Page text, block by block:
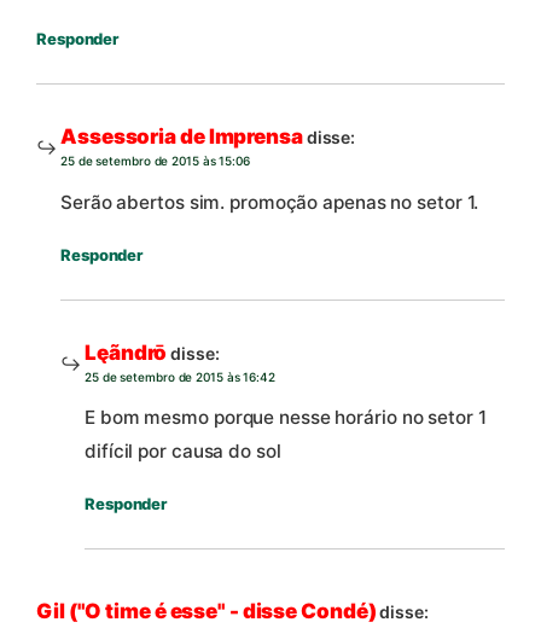
Responder
Assessoria de Imprensadisse:
25 de setembro de 2015 às 15:06
Serão abertos sim. promoção apenas no setor 1.
Responder
Lęãndrō disse:
25 de setembro de 2015 às 16:42
E bom mesmo porque nesse horário no setor 1
difícil por causa do sol
Responder
Gil ("O time é esse" - disse Condé) disse: